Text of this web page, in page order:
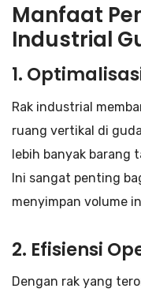
Manfaat
Industrial
1.
Rak industrial
ruang vertikal di
lebih banyak barang
Ini sangat penting
menyimpan volume
2. Efisiensi
Dengan rak yang